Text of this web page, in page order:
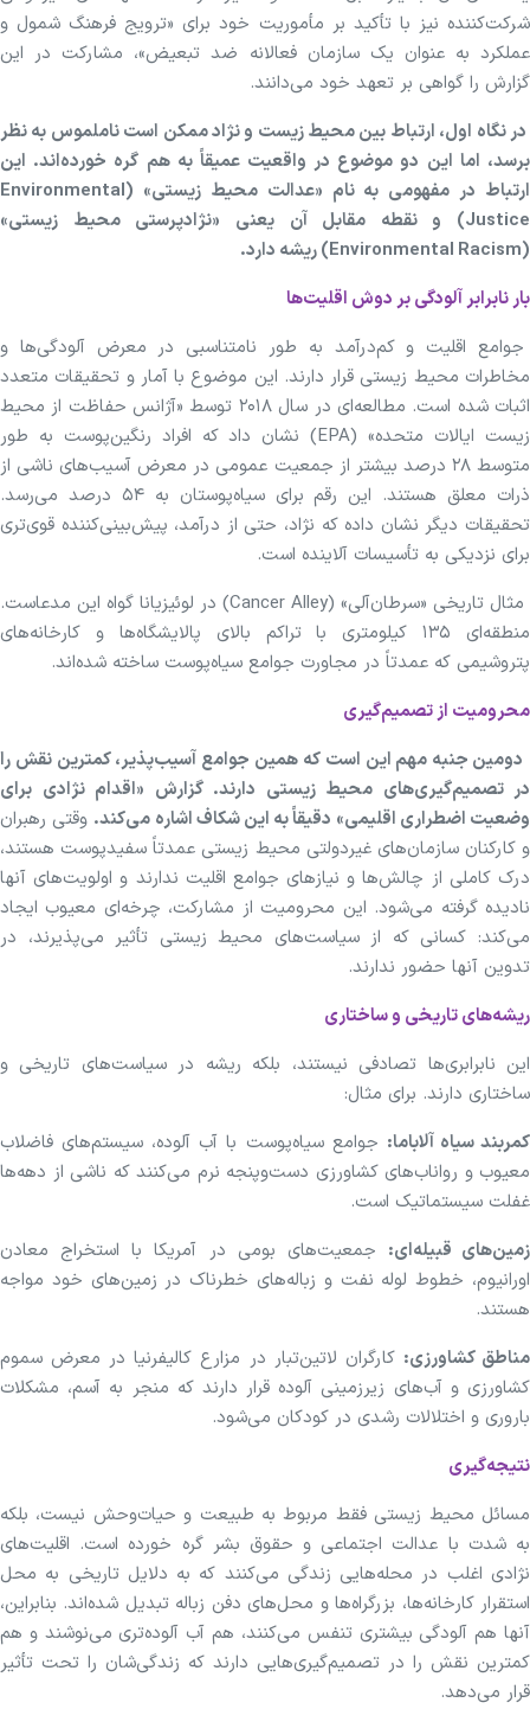
شرکت‌کننده نیز با تأکید بر مأموریت خود برای «ترویج فرهنگ شمول و
عملکرد به عنوان یک سازمان فعالانه ضد تبعیض»، مشارکت در این
گزارش را گواهی بر تعهد خود می‌دانند.
در نگاه اول، ارتباط بین محیط زیست و نژاد ممکن است ناملموس به نظر
برسد، اما این دو موضوع در واقعیت عمیقاً به هم گره خورده‌اند. این
ارتباط در مفهومی به نام «عدالت محیط زیستی» (Environmental
Justice) و نقطه مقابل آن یعنی «نژادپرستی محیط زیستی»
(Environmental Racism) ریشه دارد.
بار نابرابر آلودگی بر دوش اقلیت‌ها
جوامع اقلیت و کم‌درآمد به طور نامتناسبی در معرض آلودگی‌ها و
مخاطرات محیط زیستی قرار دارند. این موضوع با آمار و تحقیقات متعدد
اثبات شده است. مطالعه‌ای در سال ۲۰۱۸ توسط «آژانس حفاظت از محیط
زیست ایالات متحده» (EPA) نشان داد که افراد رنگین‌پوست به طور
متوسط ۲۸ درصد بیشتر از جمعیت عمومی در معرض آسیب‌های ناشی از
ذرات معلق هستند. این رقم برای سیاه‌پوستان به ۵۴ درصد می‌رسد.
تحقیقات دیگر نشان داده که نژاد، حتی از درآمد، پیش‌بینی‌کننده قوی‌تری
برای نزدیکی به تأسیسات آلاینده است.
مثال تاریخی «سرطان‌آلی» (Cancer Alley) در لوئیزیانا گواه این مدعاست.
منطقه‌ای ۱۳۵ کیلومتری با تراکم بالای پالایشگاه‌ها و کارخانه‌های
پتروشیمی که عمدتاً در مجاورت جوامع سیاه‌پوست ساخته شده‌اند.
محرومیت از تصمیم‌گیری
دومین جنبه مهم این است که همین جوامع آسیب‌پذیر، کمترین نقش را
در تصمیم‌گیری‌های محیط زیستی دارند. گزارش «اقدام نژادی برای
وضعیت اضطراری اقلیمی» دقیقاً به این شکاف اشاره می‌کند. وقتی رهبران
و کارکنان سازمان‌های غیردولتی محیط زیستی عمدتاً سفیدپوست هستند،
درک کاملی از چالش‌ها و نیازهای جوامع اقلیت ندارند و اولویت‌های آنها
نادیده گرفته می‌شود. این محرومیت از مشارکت، چرخه‌ای معیوب ایجاد
می‌کند: کسانی که از سیاست‌های محیط زیستی تأثیر می‌پذیرند، در
تدوین آنها حضور ندارند.
ریشه‌های تاریخی و ساختاری
این نابرابری‌ها تصادفی نیستند، بلکه ریشه در سیاست‌های تاریخی و
ساختاری دارند. برای مثال:
کمربند سیاه آلاباما: جوامع سیاه‌پوست با آب آلوده، سیستم‌های فاضلاب
معیوب و رواناب‌های کشاورزی دست‌وپنجه نرم می‌کنند که ناشی از دهه‌ها
غفلت سیستماتیک است.
زمین‌های قبیله‌ای: جمعیت‌های بومی در آمریکا با استخراج معادن
اورانیوم، خطوط لوله نفت و زباله‌های خطرناک در زمین‌های خود مواجه
هستند.
مناطق کشاورزی: کارگران لاتین‌تبار در مزارع کالیفرنیا در معرض سموم
کشاورزی و آب‌های زیرزمینی آلوده قرار دارند که منجر به آسم، مشکلات
باروری و اختلالات رشدی در کودکان می‌شود.
نتیجه‌گیری
مسائل محیط زیستی فقط مربوط به طبیعت و حیات‌وحش نیست، بلکه
به شدت با عدالت اجتماعی و حقوق بشر گره خورده است. اقلیت‌های
نژادی اغلب در محله‌هایی زندگی می‌کنند که به دلایل تاریخی به محل
استقرار کارخانه‌ها، بزرگراه‌ها و محل‌های دفن زباله تبدیل شده‌اند. بنابراین،
آنها هم آلودگی بیشتری تنفس می‌کنند، هم آب آلوده‌تری می‌نوشند و هم
کمترین نقش را در تصمیم‌گیری‌هایی دارند که زندگی‌شان را تحت تأثیر
قرار می‌دهد.